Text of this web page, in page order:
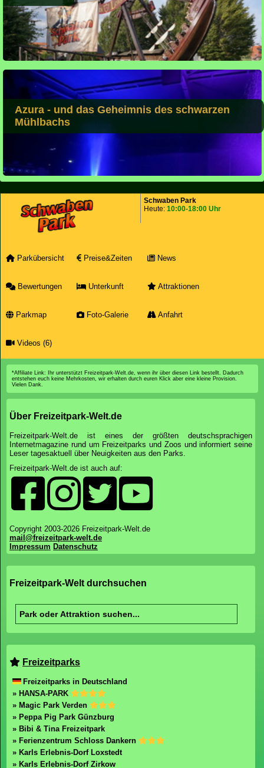
Azura - und das Geheimnis des schwarzen
Mühlbachs
Schwaben Park
Heute: 10:00-18:00 Uhr
Parkübersicht Preise&Zeiten News
Bewertungen Unterkunft Attraktionen
Parkmap Foto-Galerie Anfahrt
Videos (6)
*Affiliate Link: Ihr unterstützt Freizeitpark-Welt.de, wenn ihr über diesen Link bestellt. Dadurch
entstehen euch keine Mehrkosten, wir erhalten durch euren Klick aber eine kleine Provision.
Vielen Dank.
Über Freizeitpark-Welt.de
Freizeitpark-Welt.de ist eines der größten deutschsprachigen
Internetmagazine rund um Freizeitparks und Zoos und informiert seine
Leser tagesaktuell über Neuigkeiten aus den Parks.
Freizeitpark-Welt.de ist auch auf:
Copyright 2003-2026 Freizeitpark-Welt.de
mail@freizeitpark-welt.de
Impressum Datenschutz
Freizeitpark-Welt durchsuchen
Freizeitparks
Freizeitparks in Deutschland
» HANSA-PARK
» Magic Park Verden
» Peppa Pig Park Günzburg
» Bibi & Tina Freizeitpark
» Ferienzentrum Schloss Dankern
» Karls Erlebnis-Dorf Loxstedt
» Karls Erlebnis-Dorf Zirkow